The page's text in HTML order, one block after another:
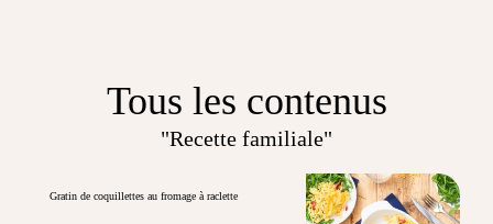
Tous les contenus
"Recette familiale"
Gratin de coquillettes au fromage à raclette